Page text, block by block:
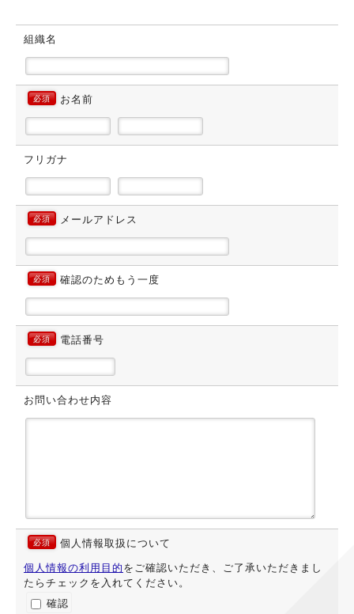
組織名
必須 お名前
フリガナ
必須 メールアドレス
必須 確認のためもう一度
必須 電話番号
お問い合わせ内容
必須
個人情報取扱について
個人情報の利用目的をご確認いただき、ご了承いただきまし
たらチェックを入れてください。
確認